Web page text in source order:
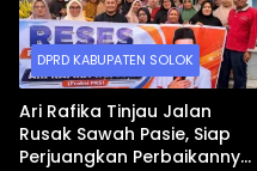
DPRD KABUPATEN SOLOK
Ari Rafika Tinjau Jalan
Rusak Sawah Pasie, Siap
Perjuangkan Perbaikannya